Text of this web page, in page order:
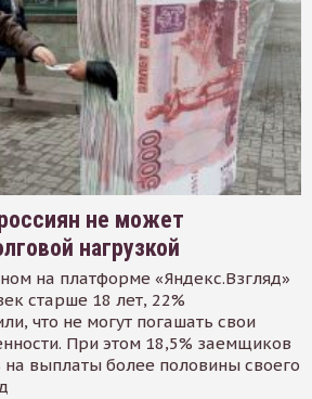
не может
нагрузкой
на платформе «Яндекс.Взгляд»
старше 18 лет, 22%
что не могут погашать свои
При этом 18,5% заемщиков
выплаты более половины своего